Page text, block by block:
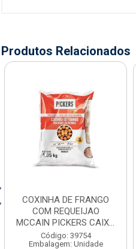
Produtos Relacionados
COXINHA DE FRANGO
COM REQUEIJAO
MCCAIN PICKERS CAIXA
6X1,05K...
Código: 39754
Embalagem: Unidade